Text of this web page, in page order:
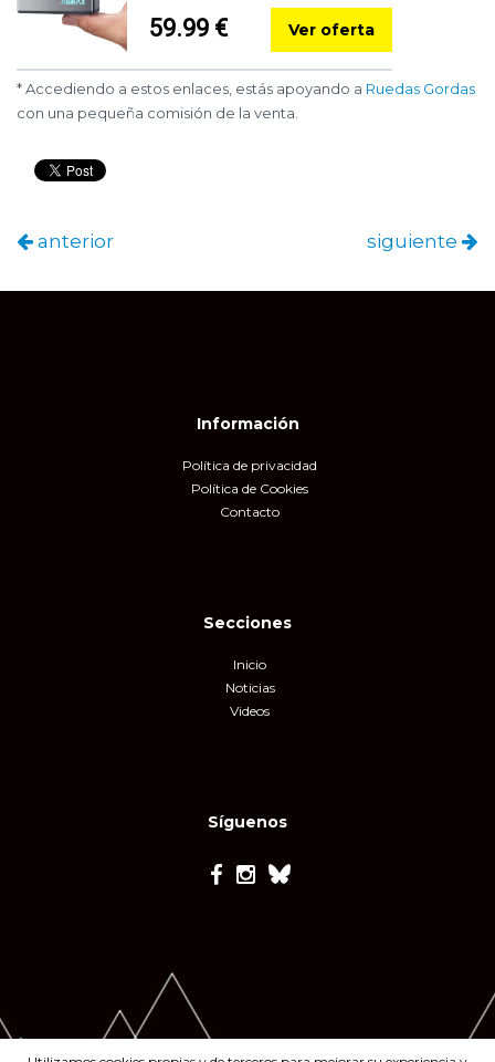
59.99 € Ver oferta
* Accediendo a estos enlaces, estás apoyando a Ruedas Gordas
con una pequeña comisión de la venta.
anterior siguiente
Información
Política de privacidad
Política de Cookies
Contacto
Síguenos
Secciones
Inicio
Noticias
Videos